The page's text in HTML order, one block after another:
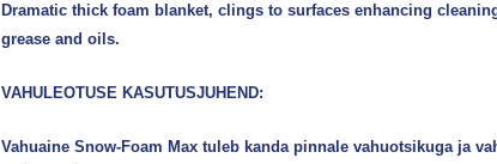
Dramatic thick foam blanket, clings to surfaces enhancing
grease and oils.
VAHULEOTUSE KASUTUSJUHEND:
Vahuaine Snow-Foam Max tuleb kanda pinnale vahuotsikuga ja